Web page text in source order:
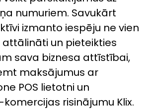
numuriem. Savukārt
izmanto iespēju ne vien
un pieteikties
sava biznesa attīstībai,
maksājumus ar
POS lietotni un
risinājumu Klix.